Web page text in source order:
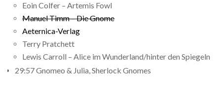
Eoin Colfer – Artemis Fowl
Manuel Timm – Die Gnome
Aeternica-Verlag
Terry Pratchett
Lewis Carroll – Alice im Wunderland/hinter den Spiegeln
29:57 Gnomeo & Julia, Sherlock Gnomes